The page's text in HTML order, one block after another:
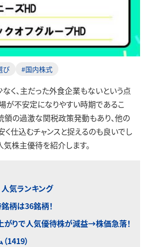
び #国内株式
く、主だった外食企業もないという点
が不安定になりやすい時期であるこ
領の過激な関税政策発動もあり、他の
仕込むチャンスと捉えるのも良いでし
気株主優待を紹介します。
気ランキング
柄は36銘柄！
がりで人気優待株が減益→株価急落！
1419）